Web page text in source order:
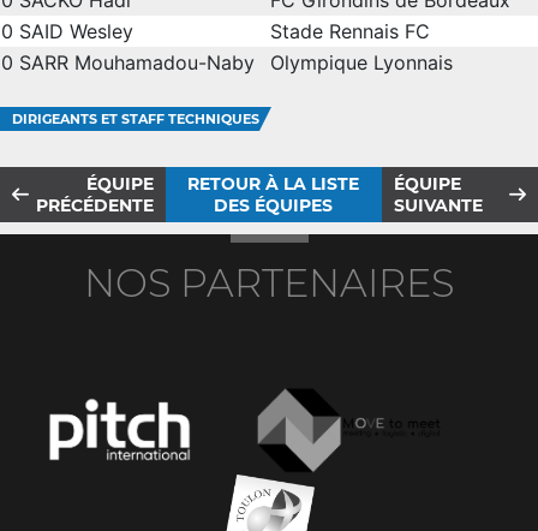
0 SAID Wesley
Stade Rennais FC
0 SARR Mouhamadou-Naby Olympique Lyonnais
DIRIGEANTS ET STAFF TECHNIQUES
ÉQUIPE
PRÉCÉDENTE
RETOUR À LA LISTE
DES ÉQUIPES
ÉQUIPE
SUIVANTE
NOS PARTENAIRES